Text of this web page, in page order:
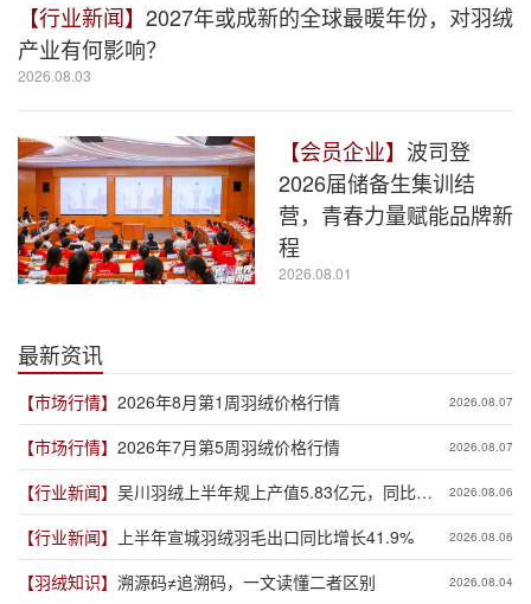
【行业新闻】 2027年或成新的全球最暖年份，对羽绒
产业有何影响？
2026.08.03
【会员企业】 波司登
2026届储备生集训结
营，青春力量赋能品牌新
程
2026.08.01
最新资讯
【市场行情】 2026年8月第1周羽绒价格行情 2026.08.07
【市场行情】 2026年7月第5周羽绒价格行情 2026.08.07
【行业新闻】 吴川羽绒上半年规上产值5.83亿元，同比增
长19.3%
2026.08.06
【行业新闻】 上半年宣城羽绒羽毛出口同比增长41.9% 2026.08.06
【羽绒知识】 溯源码≠追溯码，一文读懂二者区别 2026.08.04